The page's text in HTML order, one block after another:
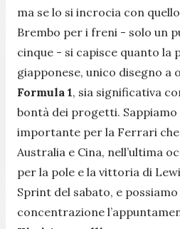
ma se lo si incrocia con
Brembo per i freni - solo un
cinque - si capisce quanto la
giapponese, unico disegno a
Formula 1, sia significativa
bontà dei progetti. Sappiamo
importante per la Ferrari
Australia e Cina, nell’ultima
per la pole e la vittoria di
Sprint del sabato, e
concentrazione